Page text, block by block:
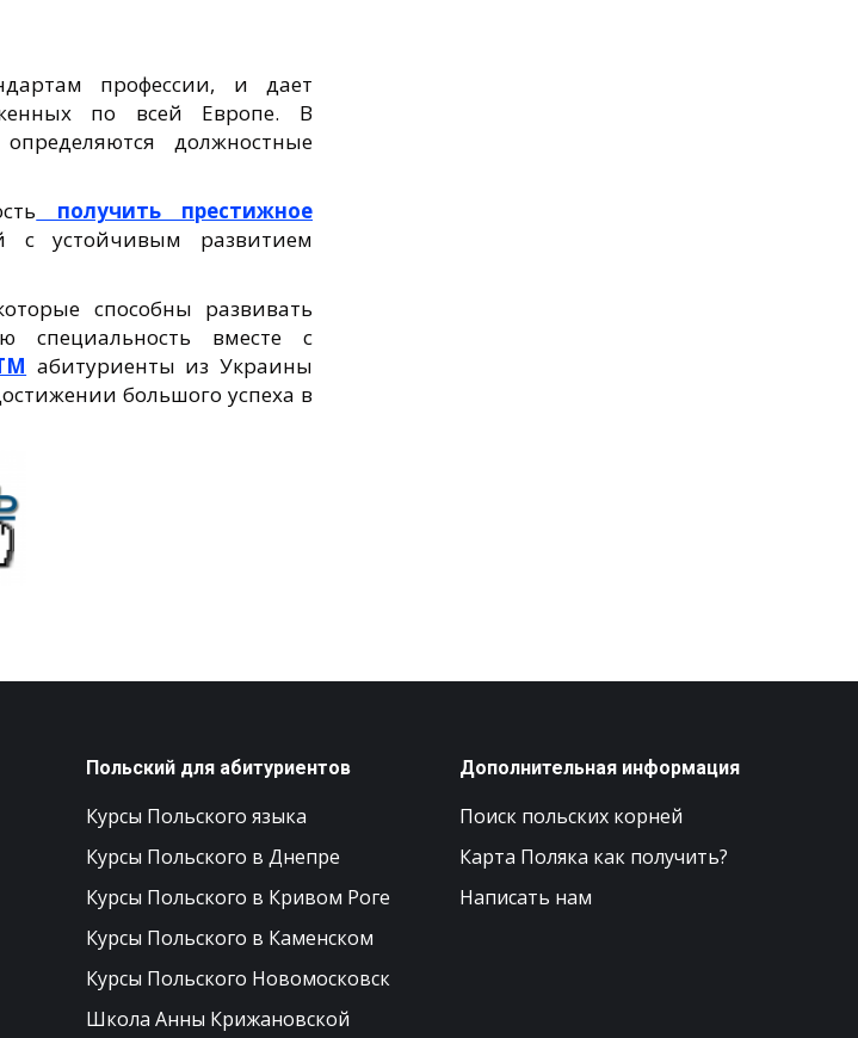
профессии, и дает
по всей Европе. В
должностные
получить престижное
с устойчивым развитием
способны развивать
специальность вместе с
абитуриенты из Украины
большого успеха в
Польский для абитуриентов
Курсы Польского языка
Курсы Польского в Днепре
Курсы Польского в Кривом Роге
Курсы Польского в Каменском
Курсы Польского Новомосковск
Школа Анны Крижановской
Дополнительная информация
Поиск польских корней
Карта Поляка как получить?
Написать нам